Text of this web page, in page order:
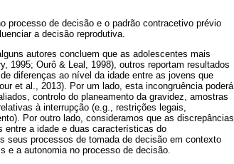
processo de decisão e o padrão contracetivo prévio
a decisão reprodutiva.
autores concluem que as adolescentes mais
1995; Ourô & Leal, 1998), outros reportam resultados
diferenças ao nível da idade entre as jovens que
et al., 2013). Por um lado, esta incongruência poderá
controlo do planeamento da gravidez, amostras
à interrupção (e.g., restrições legais,
Por outro lado, consideramos que as discrepâncias
entre a idade e duas características do
seus processos de tomada de decisão em contexto
e a autonomia no processo de decisão.